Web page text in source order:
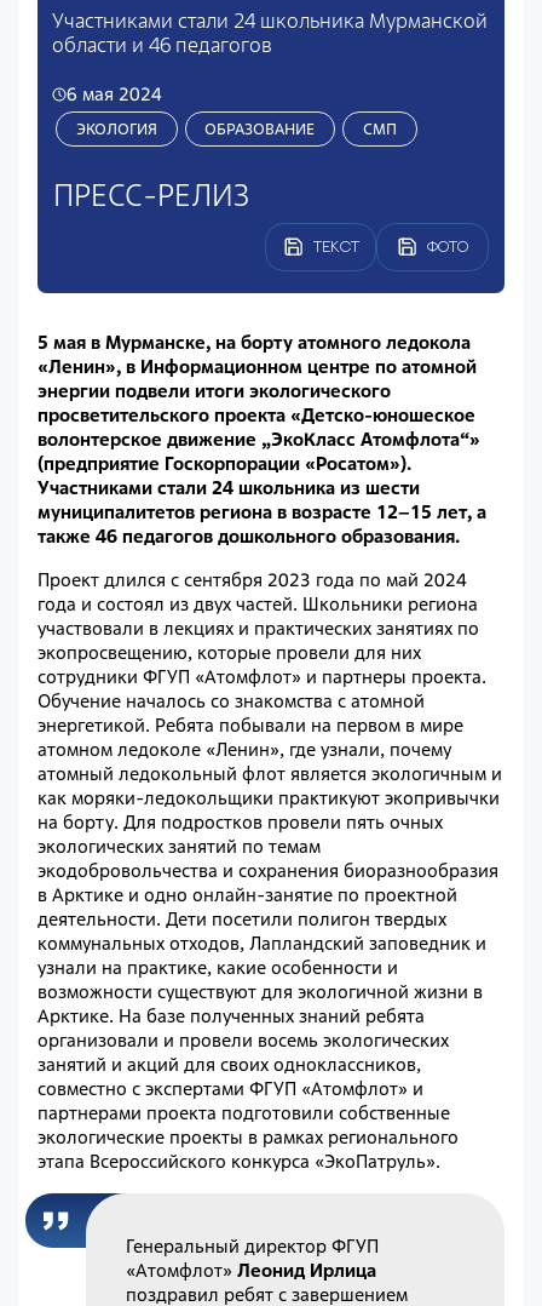
Участниками стали 24 школьника Мурманской
области и 46 педагогов
6 мая 2024
ЭКОЛОГИЯ ОБРАЗОВАНИЕ СМП
ПРЕСС-РЕЛИЗ
ТЕКСТ ФОТО
5 мая в Мурманске, на борту атомного ледокола
«Ленин», в Информационном центре по атомной
энергии подвели итоги экологического
просветительского проекта «Детско-юношеское
волонтерское движение „ЭкоКласс Атомфлота“»
(предприятие Госкорпорации «Росатом»).
Участниками стали 24 школьника из шести
муниципалитетов региона в возрасте 12–15 лет, а
также 46 педагогов дошкольного образования.
Проект длился с сентября 2023 года по май 2024
года и состоял из двух частей. Школьники региона
участвовали в лекциях и практических занятиях по
экопросвещению, которые провели для них
сотрудники ФГУП «Атомфлот» и партнеры проекта.
Обучение началось со знакомства с атомной
энергетикой. Ребята побывали на первом в мире
атомном ледоколе «Ленин», где узнали, почему
атомный ледокольный флот является экологичным и
как моряки-ледокольщики практикуют экопривычки
на борту. Для подростков провели пять очных
экологических занятий по темам
экодобровольчества и сохранения биоразнообразия
в Арктике и одно онлайн-занятие по проектной
деятельности. Дети посетили полигон твердых
коммунальных отходов, Лапландский заповедник и
узнали на практике, какие особенности и
возможности существуют для экологичной жизни в
Арктике. На базе полученных знаний ребята
организовали и провели восемь экологических
занятий и акций для своих одноклассников,
совместно с экспертами ФГУП «Атомфлот» и
партнерами проекта подготовили собственные
экологические проекты в рамках регионального
этапа Всероссийского конкурса «ЭкоПатруль».
Генеральный директор ФГУП
«Атомфлот»Леонид Ирлица
поздравил ребят с завершением